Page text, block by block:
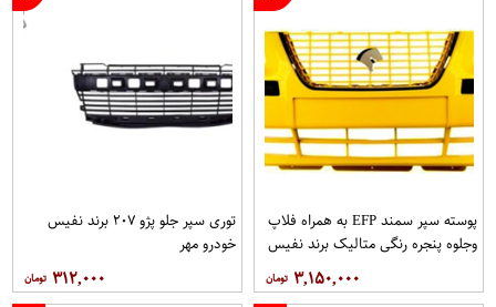
پوسته سپر سمند EFP به همراه فلاپ
وجلوه پنجره رنگی متالیک برند نفیس
۳,۱۵۰,۰۰۰
توری سپر جلو پژو ۲۰۷ برند نفیس
خودرو مهر
۳۱۲,۰۰۰